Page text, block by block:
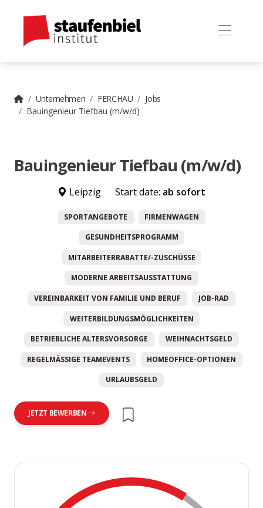
Unternehmen FERCHAU
Jobs
Bauingenieur Tiefbau (m/w/d)
Bauingenieur Tiefbau (m/w/d)
Leipzig Start date: ab sofort
SPORTANGEBOTE FIRMENWAGEN
GESUNDHEITSPROGRAMM
MITARBEITERRABATTE/-ZUSCHÜSSE
MODERNE ARBEITSAUSSTATTUNG
VEREINBARKEIT VON FAMILIE UND BERUF JOB-RAD
WEITERBILDUNGSMÖGLICHKEITEN
BETRIEBLICHE ALTERSVORSORGE WEIHNACHTSGELD
REGELMÄSSIGE TEAMEVENTS HOMEOFFICE-OPTIONEN
URLAUBSGELD
JETZT BEWERBEN